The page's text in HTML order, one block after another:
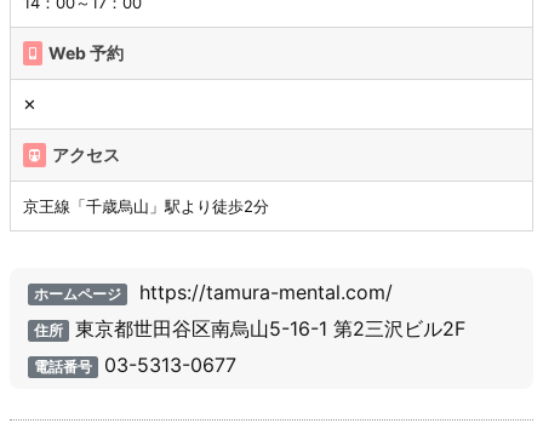
Web 予約
✕
アクセス
京王線「千歳烏山」駅より徒歩2分
ホームページ https://tamura-mental.com/
住所 東京都世田谷区南烏山5-16-1 第2三沢ビル2F
電話番号 03-5313-0677